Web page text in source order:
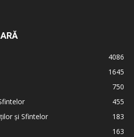
4086
1645
750
455
și Sfintelor
183
163